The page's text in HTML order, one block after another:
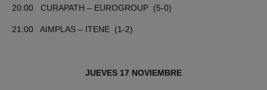
20:00 CURAPATH – EUROGROUP (5-0)
21:00 AIMPLAS – ITENE (1-2)
JUEVES 17 NOVIEMBRE